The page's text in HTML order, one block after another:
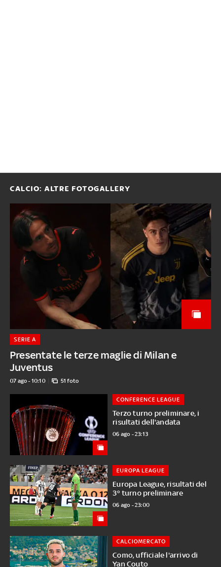
CALCIO: ALTRE FOTOGALLERY
Presentate le terze maglie di Milan e
Juventus
SERIE A
07 ago - 10:10 51 foto
Terzo turno preliminare, i
risultati dell'andata
CONFERENCE LEAGUE
06 ago - 23:13
Europa League, risultati del
3° turno preliminare
EUROPA LEAGUE
06 ago - 23:00
Como, ufficiale l'arrivo di
Yan Couto
CALCIOMERCATO